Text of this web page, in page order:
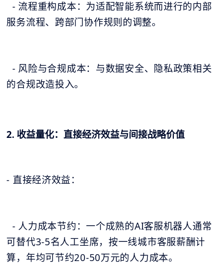
- 流程重构成本：为适配智能系统而进行的内部
服务流程、跨部门协作规则的调整。
- 风险与合规成本：与数据安全、隐私政策相关
的合规改造投入。
2. 收益量化：直接经济效益与间接战略价值
- 直接经济效益：
- 人力成本节约：一个成熟的AI客服机器人通常
可替代3-5名人工坐席，按一线城市客服薪酬计
算，年均可节约20-50万元的人力成本。